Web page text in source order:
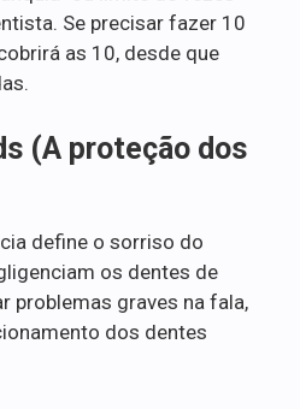
Se precisar fazer 10
as 10, desde que
(A proteção dos
define o sorriso do
os dentes de
problemas graves na fala,
dos dentes